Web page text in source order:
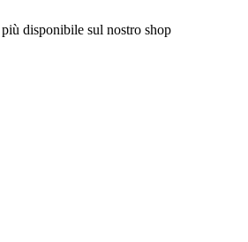
disponibile sul nostro shop